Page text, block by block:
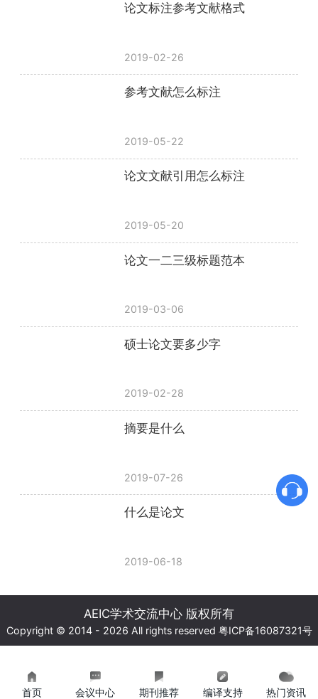
论文标注参考文献格式
2019-02-26
参考文献怎么标注
2019-05-22
论文文献引用怎么标注
2019-05-20
论文一二三级标题范本
2019-03-06
硕士论文要多少字
2019-02-28
摘要是什么
2019-07-26
什么是论文
2019-06-18
AEIC学术交流中心 版权所有
Copyright © 2014 - 2026 All rights reserved 粤ICP备16087321号
首页 会议中心 期刊推荐 编译支持 热门资讯